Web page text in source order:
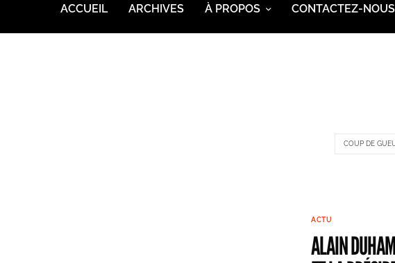
ACCUEIL ARCHIVES À PROPOS CONTACTEZ-NOUS
COUP DE
ACTU
ALAIN